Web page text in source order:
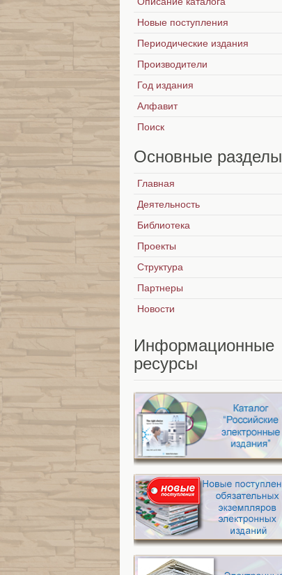
Новые поступления
Периодические издания
Производители
Год издания
Алфавит
Поиск
Основные разделы
Главная
Деятельность
Библиотека
Проекты
Структура
Партнеры
Новости
Информационные
ресурсы